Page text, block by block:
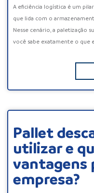
A eficiência logística é um
que lida com o
Nesse cenário, a paletização
você sabe exatamente o que
Pallet
utilizar e
vantagens
empresa?